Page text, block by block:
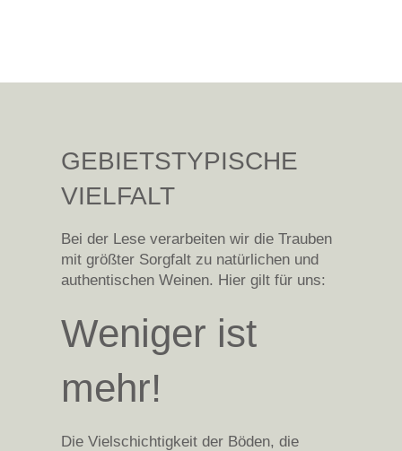
GEBIETSTYPISCHE
VIELFALT
Bei der Lese verarbeiten wir die Trauben
mit größter Sorgfalt zu natürlichen und
authentischen Weinen. Hier gilt für uns:
Weniger ist
mehr!
Die Vielschichtigkeit der Böden, die